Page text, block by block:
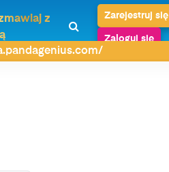
z
Zarejestruj się
Zaloguj się